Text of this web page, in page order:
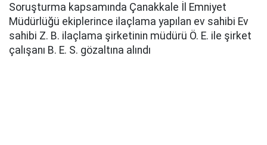
Soruşturma kapsamında Çanakkale İl Emniyet
Müdürlüğü ekiplerince ilaçlama yapılan ev sahibi Ev
sahibi Z. B. ilaçlama şirketinin müdürü Ö. E. ile şirket
çalışanı B. E. S. gözaltına alındı